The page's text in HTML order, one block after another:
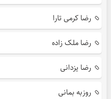
رضا کرمی تارا
رضا ملک زاده
رضا یزدانی
روزبه بمانی